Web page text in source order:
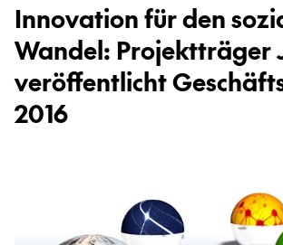
In­no­va­ti­on für den
Wan­del: Pro­jekt­trä­ger
ver­öf­fent­licht
2016